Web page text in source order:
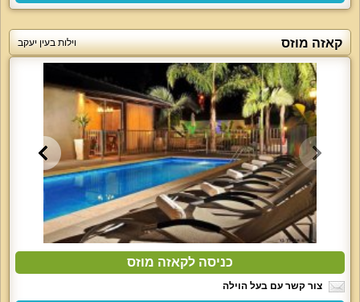
קאזה מוזס וילות בעין יעקב
כניסה לקאזה מוזס
צור קשר עם בעל הוילה